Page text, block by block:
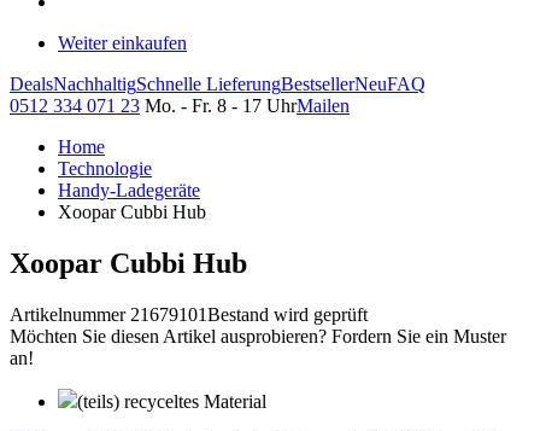
Weiter einkaufen
DealsNachhaltigSchnelle LieferungBestsellerNeuFAQ
0512 334 071 23 Mo. - Fr. 8 - 17 UhrMailen
Home
Technologie
Handy-Ladegeräte
Xoopar Cubbi Hub
Xoopar Cubbi Hub
Artikelnummer 21679101Bestand wird geprüft
Möchten Sie diesen Artikel ausprobieren? Fordern Sie ein Muster
an!
(teils) recyceltes Material